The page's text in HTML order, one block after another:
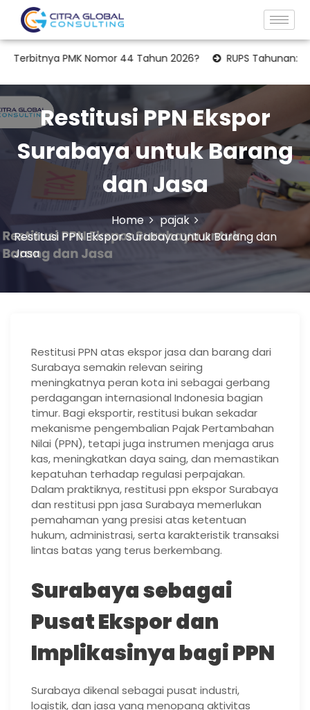
PMK Nomor 44 Tahun 2026? RUPS Tahunan: Apakah
Restitusi PPN Ekspor
Surabaya untuk Barang
dan Jasa
Home
pajak
Restitusi PPN Ekspor Surabaya untuk Barang dan
Jasa
Restitusi PPN atas ekspor jasa dan barang dari
Surabaya semakin relevan seiring
meningkatnya peran kota ini sebagai gerbang
perdagangan internasional Indonesia bagian
timur. Bagi eksportir, restitusi bukan sekadar
mekanisme pengembalian Pajak Pertambahan
Nilai (PPN), tetapi juga instrumen menjaga arus
kas, meningkatkan daya saing, dan memastikan
kepatuhan terhadap regulasi perpajakan.
Dalam praktiknya, restitusi ppn ekspor Surabaya
dan restitusi ppn jasa Surabaya memerlukan
pemahaman yang presisi atas ketentuan
hukum, administrasi, serta karakteristik transaksi
lintas batas yang terus berkembang.
Surabaya sebagai
Pusat Ekspor dan
Implikasinya bagi PPN
Surabaya dikenal sebagai pusat industri,
logistik, dan jasa yang menopang aktivitas